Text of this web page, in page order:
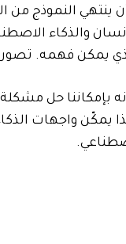
النموذج من
والذكاء
يمكن فهمه.
يمكّن واجهات